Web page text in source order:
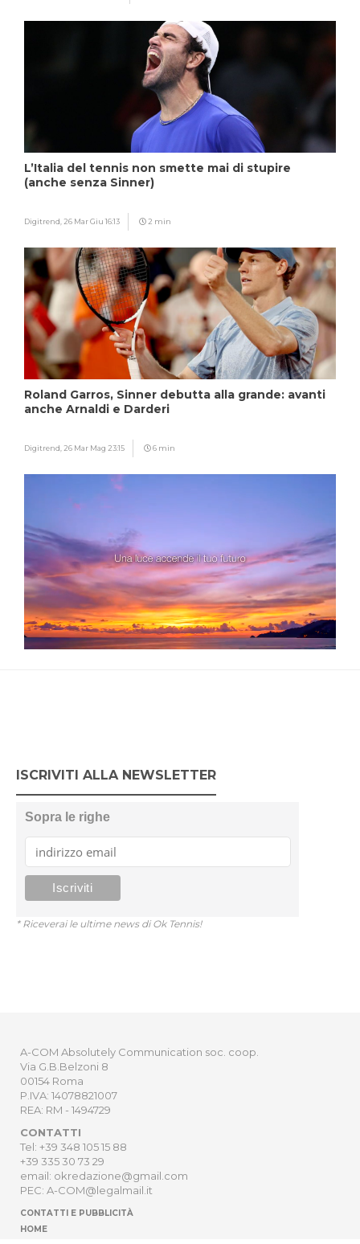
L’Italia del tennis non smette mai di stupire
(anche senza Sinner)
Digitrend, 26 Mar Giu 16:13 2 min
Roland Garros, Sinner debutta alla grande: avanti
anche Arnaldi e Darderi
Digitrend, 26 Mar Mag 23:15 6 min
ISCRIVITI ALLA NEWSLETTER
Sopra le righe
* Riceverai le ultime news di Ok Tennis!
A-COM Absolutely Communication soc. coop.
Via G.B.Belzoni 8
00154 Roma
P.IVA: 14078821007
REA: RM - 1494729
CONTATTI
Tel: +39 348 105 15 88
+39 335 30 73 29
email: okredazione@gmail.com
PEC: A-COM@legalmail.it
CONTATTI E PUBBLICITÀ
HOME